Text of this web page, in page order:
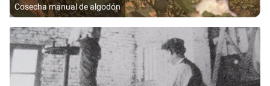
Cosecha manual de algodón